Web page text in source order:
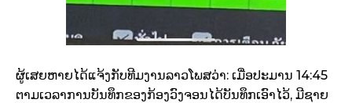
ຜູ້ເສຍຫາຍໄດ້ແຈ້ງກັບທີມງານລາວໂພສວ່າ: ເມື່ອປະມານ 14:45
ຕາມເວລາການບັນທຶກຂອງກ້ອງວົງຈອນໄດ້ບັນທຶກເອົາໄວ້, ມີຊາຍ